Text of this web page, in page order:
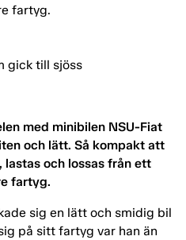
fartyg.
med minibilen NSU-Fiat
och lätt. Så kompakt att
och lossas från ett
fartyg.
sig en lätt och smidig bil
på sitt fartyg var han än